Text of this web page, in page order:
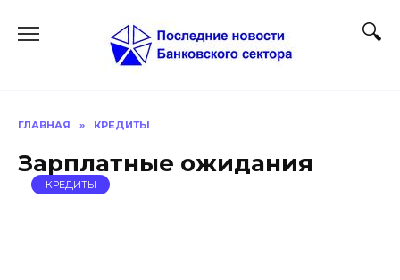
ГЛАВНАЯ » КРЕДИТЫ
Зарплатные ожидания
КРЕДИТЫ